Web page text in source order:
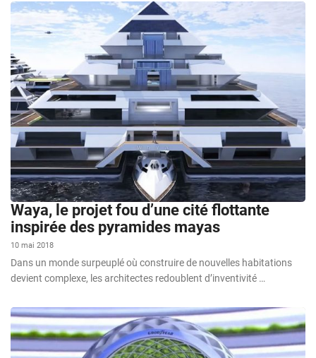
Waya, le projet fou d’une cité flottante
inspirée des pyramides mayas
10 mai 2018
Dans un monde surpeuplé où construire de nouvelles habitations
devient complexe, les architectes redoublent d’inventivité …